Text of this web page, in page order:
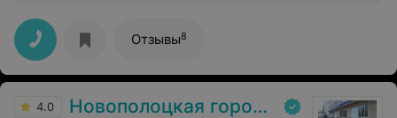
Отзывы8
4.0 Новополоцкая городская детская поликлиника